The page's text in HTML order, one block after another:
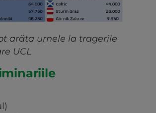
arăta urnele la tragerile
UCL